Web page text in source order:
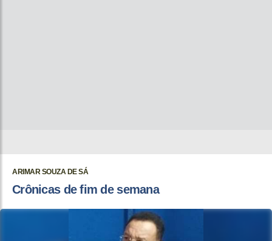
ARIMAR SOUZA DE SÁ
Crônicas de fim de semana